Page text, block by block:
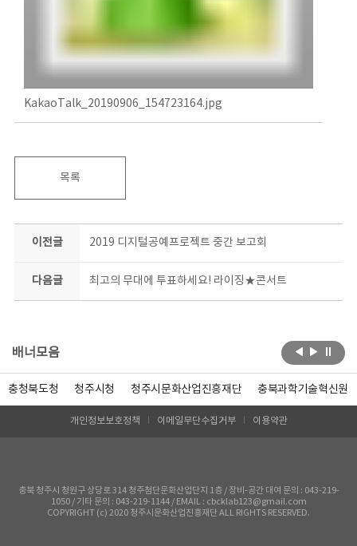
KakaoTalk_20190906_154723164.jpg
목록
이전글 2019 디지털공예프로젝트 중간 보고회
다음글 최고의 무대에 투표하세요! 라이징★콘서트
배너모음
충청북도청 청주시청 청주시문화산업진흥재단 충북과학기술혁신원
개인정보보호정책 이메일무단수집거부 이용약관
충북 청주시 청원구 상당로 314 청주첨단문화산업단지 1층 / 장비-공간 대여 문의 : 043-219-
1050 / 기타 문의 : 043-219-1144 / EMAIL : cbcklab123@gmail.com
COPYRIGHT (c) 2020 청주시문화산업진흥재단 ALL RIGHTS RESERVED.